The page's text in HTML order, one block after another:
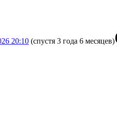
20:10 (спустя 3 года 6 месяцев)